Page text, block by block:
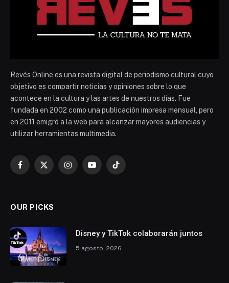
Revés Online es una revista digital de periodismo cultural cuyo
objetivo es compartir noticias y opiniones sobre lo que
acontece en la cultura y las artes de nuestros días. Fue
fundada en 2002 como una publicación impresa mensual, pero
en 2011 emigró a la web para alcanzar mayores audiencias y
utilizar herramientas multimedia.
Facebook
X
InstagramYouTubeTikTok
OUR PICKS
Disney y TikTok colaborarán juntos
5 agosto, 2026